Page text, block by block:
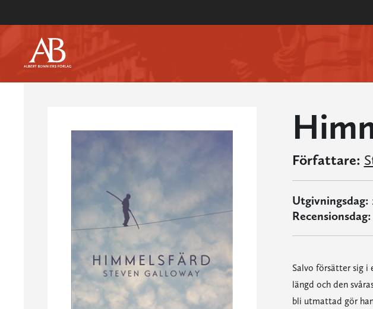
Författare:
Utgivningsdag:
Recensionsdag:
Salvo försätter
längd och den
bli utmattad gör